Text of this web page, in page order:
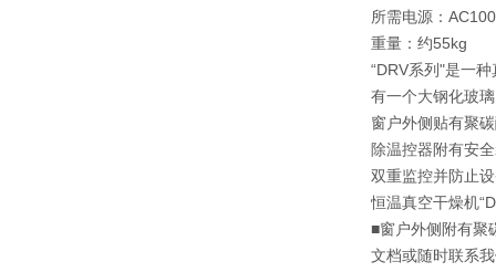
所需电源：
重量：约55kg
“DRV系列"是一
有一个大钢化玻
窗户外侧贴有聚
除温控器附有安
双重监控并防止
恒温真空干燥机
■窗户外侧附有聚
文档或随时联系